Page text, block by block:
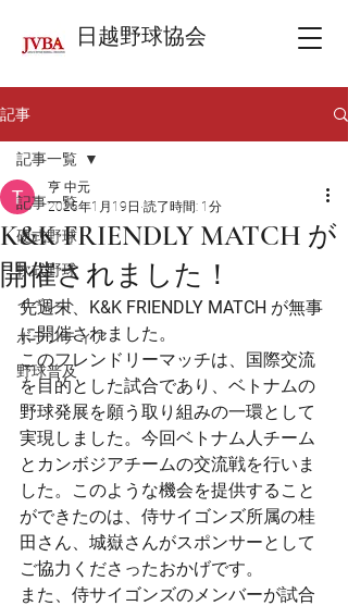
日越野球協会
記事
記事一覧
硬式野球
軟式野球
イベント
ボランティア
野球普及
記事一覧
K&K FRIENDLY MATCH が
開催されました！
亨 中元
2025年1月19日 読了時間: 1分
先週末、 K&K FRIENDLY MATCH が無事
に開催されました。
このフレンドリーマッチは、国際交流
を目的とした試合であり、ベトナムの
野球発展を願う取り組みの一環として
実現しました。今回ベトナム人チーム
とカンボジアチームの交流戦を行いま
した。このような機会を提供すること
ができたのは、侍サイゴンズ所属の桂
田さん、城嶽さんがスポンサーとして
ご協力くださったおかげです。
また、侍サイゴンズのメンバーが試合